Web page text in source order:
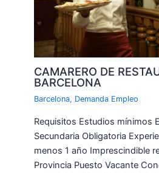
CAMARERO DE
BARCELONA
Barcelona, Demanda Empleo
Requisitos Estudios mínimos
Secundaria Obligatoria
menos 1 año Imprescindible
Provincia Puesto Vacante